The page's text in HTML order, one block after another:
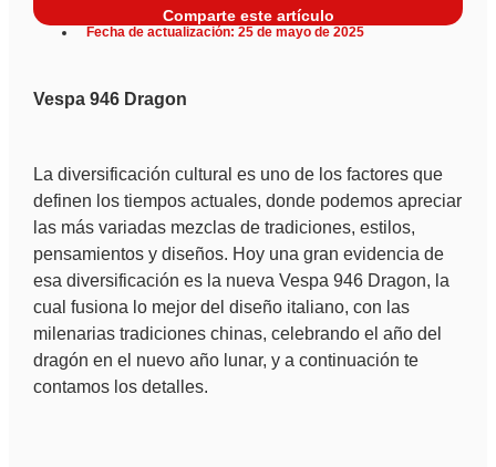
Comparte este artículo
Fecha de actualización: 25 de mayo de 2025
Vespa 946 Dragon
La diversificación cultural es uno de los factores que
definen los tiempos actuales, donde podemos apreciar
las más variadas mezclas de tradiciones, estilos,
pensamientos y diseños. Hoy una gran evidencia de
esa diversificación es la nueva Vespa 946 Dragon, la
cual fusiona lo mejor del diseño italiano, con las
milenarias tradiciones chinas, celebrando el año del
dragón en el nuevo año lunar, y a continuación te
contamos los detalles.